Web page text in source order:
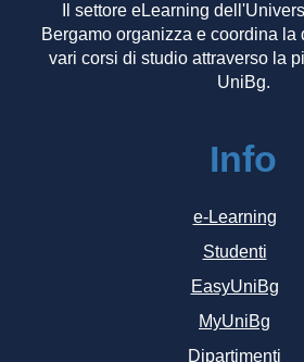
Il settore eLearning
Bergamo organizza e coordina la
vari corsi di studio attraverso la
UniBg.
Info
e-Learning
Studenti
EasyUniBg
MyUniBg
Dipartimenti